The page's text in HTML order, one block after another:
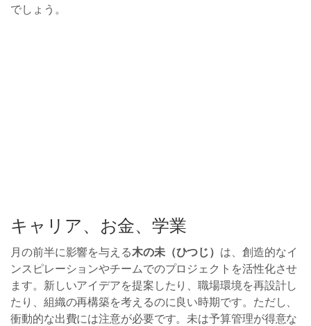
でしょう。
キャリア、お金、学業
月の前半に影響を与える木の未（ひつじ） は、創造的なイ
ンスピレーションやチームでのプロジェクトを活性化させ
ます。新しいアイデアを提案したり、職場環境を再設計し
たり、組織の再構築を考えるのに良い時期です。ただし、
衝動的な出費には注意が必要です。未は予算管理が得意な